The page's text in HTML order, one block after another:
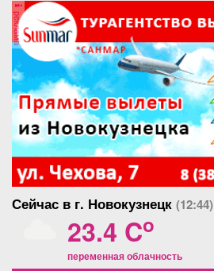
реклама
Сейчас в г. Новокузнецк (12:44)
23.4 Co
переменная облачность